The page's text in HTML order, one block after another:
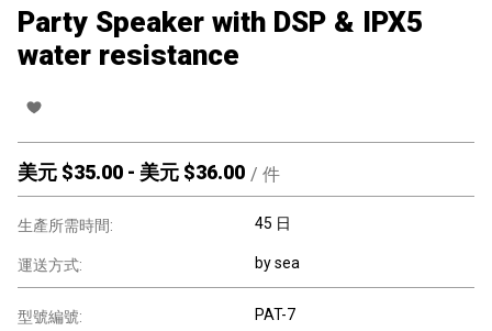
Party Speaker with DSP & IPX5
water resistance
美元 $35.00 - 美元 $36.00 / 件
生產所需時間: 45 日
運送方式: by sea
型號編號: PAT-7